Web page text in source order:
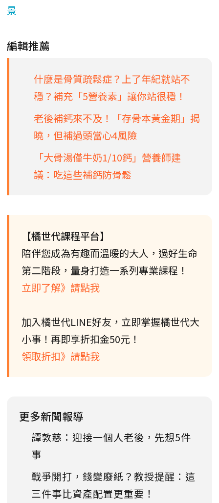
景
編輯推薦
什麼是骨質疏鬆症？上了年紀就站不
穩？補充「5營養素」讓你站很穩！
老後補鈣來不及！「存骨本黃金期」揭
曉，但補過頭當心4風險
「大骨湯僅牛奶1/10鈣」營養師建
議：吃這些補鈣防骨鬆
【橘世代課程平台】
陪伴您成為有趣而溫暖的大人，過好生命
第二階段，量身打造一系列專業課程！
立即了解》請點我
加入橘世代LINE好友，立即掌握橘世代大
小事！再即享折扣金50元！
領取折扣》請點我
更多新聞報導
譚敦慈：迎接一個人老後，先想5件
事
戰爭開打，錢變廢紙？教授提醒：這
三件事比資產配置更重要！